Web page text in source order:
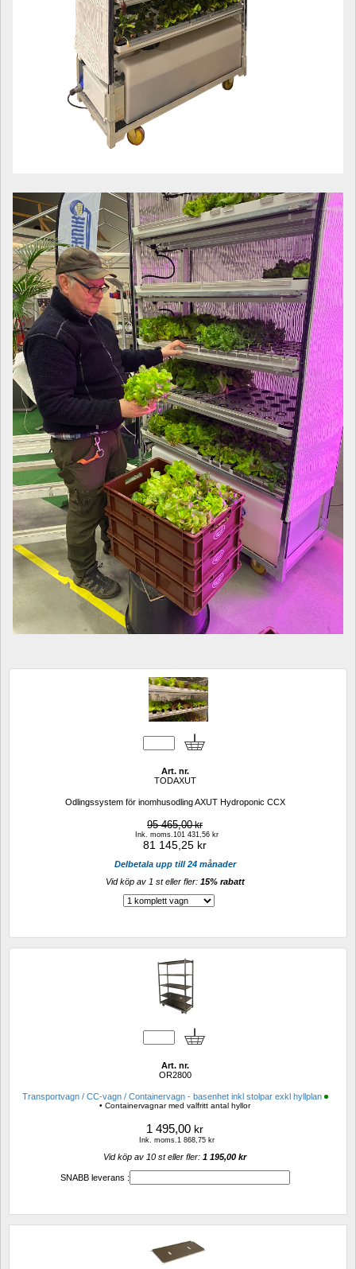
Art. nr.
TODAXUT
Odlingssystem för inomhusodling AXUT Hydroponic CCX
95 465,00kr
Ink. moms.101 431,56 kr
81 145,25 kr
Delbetala upp till 24 månader
Vid köp av 1 st eller fler: 15% rabatt
Art. nr.
OR2800
Transportvagn / CC-vagn / Containervagn - basenhet inkl stolpar exkl hyllplan
• Containervagnar med valfritt antal hyllor
1 495,00 kr
Ink. moms.1 868,75 kr
Vid köp av 10 st eller fler: 1 195,00 kr
SNABB leverans :